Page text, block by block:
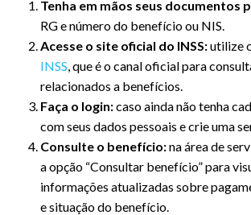
Tenha em mãos seus documentos
RG e número do benefício ou NIS.
Acesse o site oficial do INSS:utilize
INSS, que é o canal oficial para
relacionados a benefícios.
Faça o login:caso ainda não tenha
com seus dados pessoais e crie uma
Consulte o benefício:na área de
a opção “Consultar benefício” para
informações atualizadas sobre
e situação do benefício.